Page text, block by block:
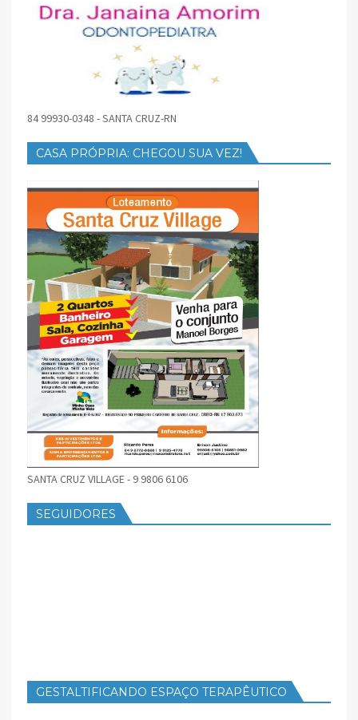
84 99930-0348 - SANTA CRUZ-RN
CASA PRÓPRIA: CHEGOU SUA VEZ!
SANTA CRUZ VILLAGE - 9 9806 6106
SEGUIDORES
GESTALTIFICANDO ESPAÇO TERAPÊUTICO